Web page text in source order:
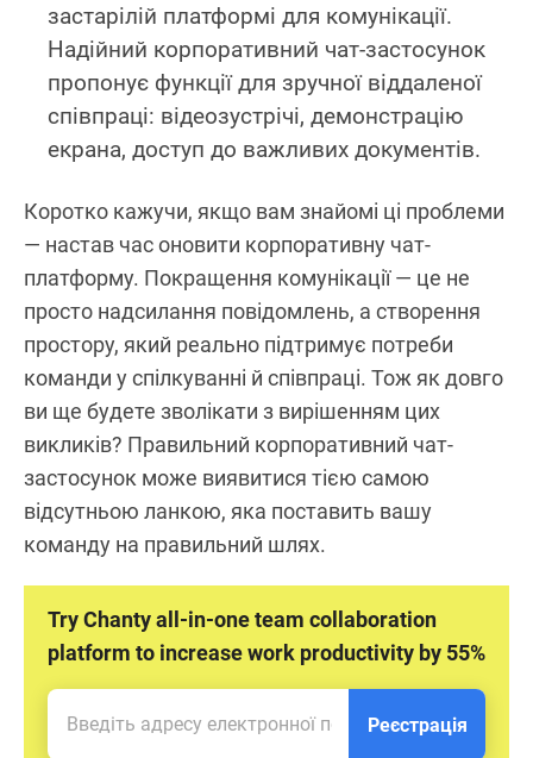
застарілій платформі для комунікації.
Надійний корпоративний чат-застосунок
пропонує функції для зручної віддаленої
співпраці: відеозустрічі, демонстрацію
екрана, доступ до важливих документів.
Коротко кажучи, якщо вам знайомі ці проблеми
— настав час оновити корпоративну чат-
платформу. Покращення комунікації — це не
просто надсилання повідомлень, а створення
простору, який реально підтримує потреби
команди у спілкуванні й співпраці. Тож як довго
ви ще будете зволікати з вирішенням цих
викликів? Правильний корпоративний чат-
застосунок може виявитися тією самою
відсутньою ланкою, яка поставить вашу
команду на правильний шлях.
Try Chanty all-in-one team collaboration
platform to increase work productivity by 55%
Реєстрація